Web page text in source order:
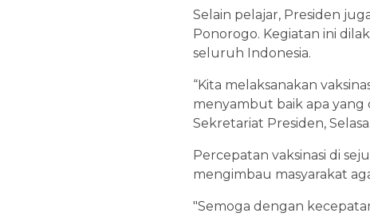
Selain pelajar, Presiden
Ponorogo. Kegiatan ini
seluruh Indonesia.
“Kita melaksanakan
menyambut baik apa yang
Sekretariat Presiden, Selasa.
Percepatan vaksinasi di
mengimbau masyarakat
"Semoga dengan